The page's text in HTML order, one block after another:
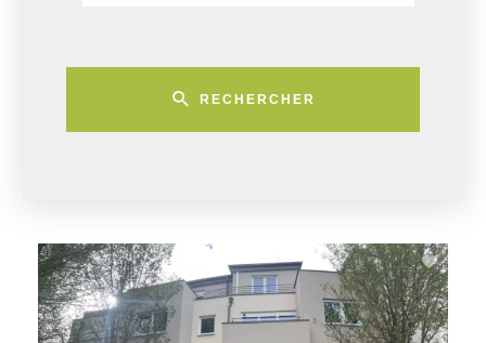
RECHERCHER